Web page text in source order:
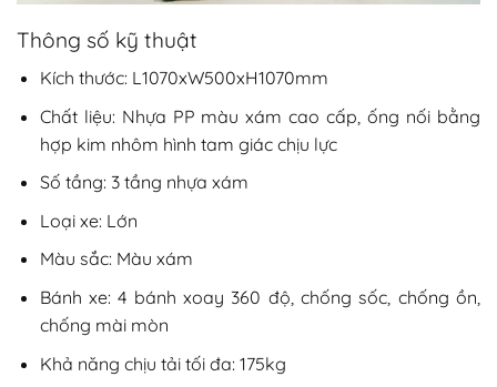
Thông số kỹ thuật
Kích thước: L1070xW500xH1070mm
Chất liệu: Nhựa PP màu xám cao cấp, ống nối bằng
hợp kim nhôm hình tam giác chịu lực
Số tầng: 3 tầng nhựa xám
Loại xe: Lớn
Màu sắc: Màu xám
Bánh xe: 4 bánh xoay 360 độ, chống sốc, chống ồn,
chống mài mòn
Khả năng chịu tải tối đa: 175kg